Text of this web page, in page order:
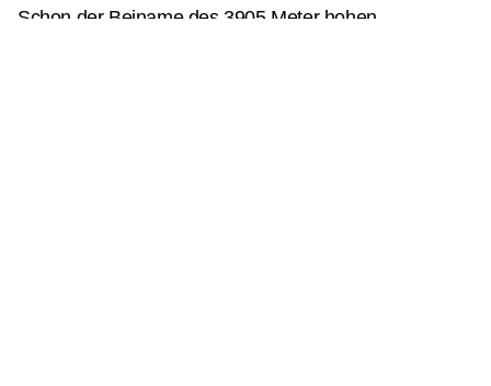
Schon der Beiname des 3905 Meter hohen,